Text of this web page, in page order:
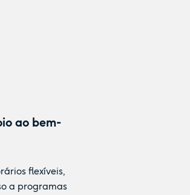
ao bem-
flexíveis,
a programas